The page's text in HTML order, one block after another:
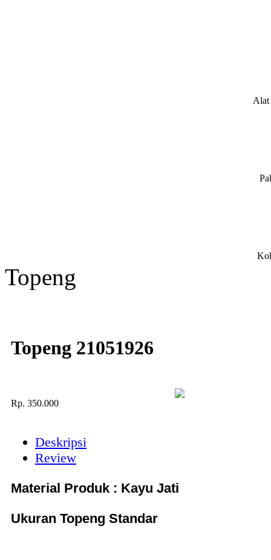
Alat
Topeng
Topeng 21051926
Rp. 350.000
Deskripsi
Review
Material Produk : Kayu Jati
Ukuran Topeng Standar